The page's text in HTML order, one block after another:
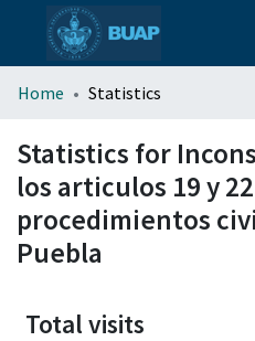
menu.section.about_menu
All of DSpace
Home Statistics
Statistics for
los articulos 19 y
procedimientos
Puebla
Total visits